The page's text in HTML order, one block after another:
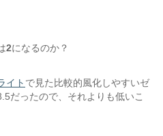
2になるのか？
イト で見た比較的風化しやすいゼ
だったので、それよりも低いこ